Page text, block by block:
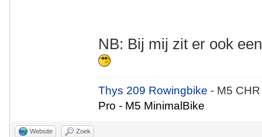
NB: Bij mij zit er ook
Thys 209 Rowingbike- M5
Pro - M5 MinimalBike
Website Zoek